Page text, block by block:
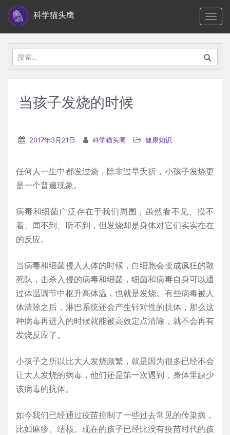
i
科学猫头鹰
搜
索：
当孩子发烧的时候
2017年3月21日 科学猫头鹰 健康知识
任何人一生中都发过烧，除非过早夭折，小孩子发烧更
是一个普遍现象。
病毒和细菌广泛存在于我们周围，虽然看不见、摸不
着、闻不到、听不到，但发烧却是身体对它们实实在在
的反应。
当病毒和细菌侵入人体的时候，白细胞会变成疯狂的敢
死队，击杀入侵的病毒和细菌，细菌和病毒自身可以通
过体温调节中枢升高体温，也就是发烧。有些病毒被人
体清除之后，淋巴系统还会产生针对性的抗体，那么这
种病毒再进入的时候就能被高效定点清除，就不会再有
发烧反应了。
小孩子之所以比大人发烧频繁，就是因为很多已经不会
让大人发烧的病毒，他们还是第一次遇到，身体里缺少
该病毒的抗体。
如今我们已经通过疫苗控制了一些过去常见的传染病，
比如麻疹、结核。现在的孩子已经比没有疫苗时代的孩